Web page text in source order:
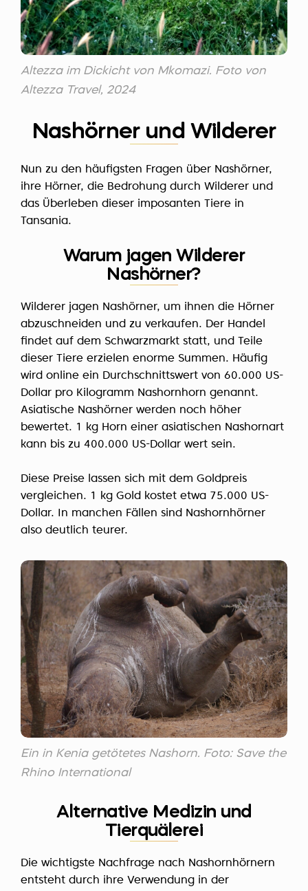
Altezza im Dickicht von Mkomazi. Foto von
Altezza Travel, 2024
Nashörner und Wilderer
Nun zu den häufigsten Fragen über Nashörner,
ihre Hörner, die Bedrohung durch Wilderer und
das Überleben dieser imposanten Tiere in
Tansania.
Warum jagen Wilderer
Nashörner?
Wilderer jagen Nashörner, um ihnen die Hörner
abzuschneiden und zu verkaufen. Der Handel
findet auf dem Schwarzmarkt statt, und Teile
dieser Tiere erzielen enorme Summen. Häufig
wird online ein Durchschnittswert von 60.000 US-
Dollar pro Kilogramm Nashornhorn genannt.
Asiatische Nashörner werden noch höher
bewertet. 1 kg Horn einer asiatischen Nashornart
kann bis zu 400.000 US-Dollar wert sein.
Diese Preise lassen sich mit dem Goldpreis
vergleichen. 1 kg Gold kostet etwa 75.000 US-
Dollar. In manchen Fällen sind Nashornhörner
also deutlich teurer.
Ein in Kenia getötetes Nashorn. Foto: Save the
Rhino International
Alternative Medizin und
Tierquälerei
Die wichtigste Nachfrage nach Nashornhörnern
entsteht durch ihre Verwendung in der